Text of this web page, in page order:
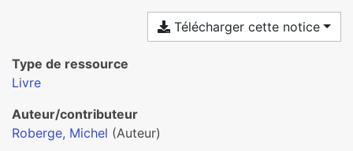
Télécharger cette notice
Type de ressource
Livre
Auteur/contributeur
Roberge, Michel (Auteur)